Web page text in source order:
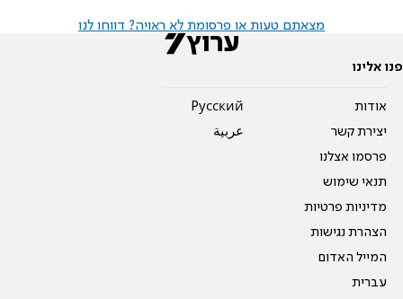
מצאתם טעות או פרסומת לא ראויה? דווחו לנו
פנו אלינו
אודות
יצירת קשר
פרסמו אצלנו
תנאי שימוש
מדיניות פרטיות
הצהרת נגישות
המייל האדום
עברית
Pусский
عربية